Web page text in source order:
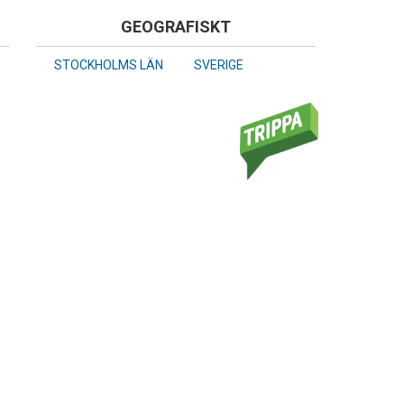
GEOGRAFISKT
STOCKHOLMS LÄN SVERIGE